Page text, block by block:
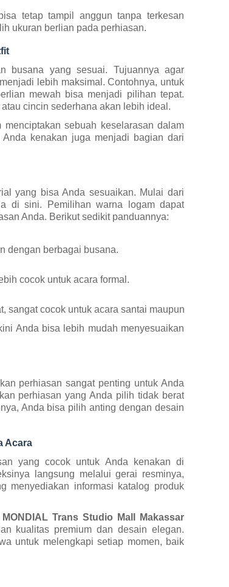
tetap tampil anggun tanpa terkesan
ukuran berlian pada perhiasan.
busana yang sesuai. Tujuannya agar
lebih maksimal. Contohnya, untuk
mewah bisa menjadi pilihan tepat.
cincin sederhana akan lebih ideal.
sebuah keselarasan dalam
kenakan juga menjadi bagian dari
yang bisa Anda sesuaikan. Mulai dari
di sini. Pemilihan warna logam dapat
Anda. Berikut sedikit panduannya:
dengan berbagai busana.
cocok untuk acara formal.
sangat cocok untuk acara santai maupun semi-
Anda bisa lebih mudah menyesuaikan
perhiasan sangat penting untuk Anda
perhiasan yang Anda pilih tidak berat
Anda bisa pilih anting dengan desain
Acara
yang cocok untuk Anda kenakan di
langsung melalui gerai resminya,
menyediakan informasi katalog produk
MONDIAL Trans Studio Mall Makassar
kualitas premium dan desain elegan.
untuk melengkapi setiap momen, baik